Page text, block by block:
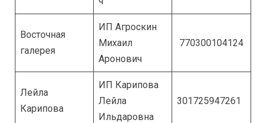
Восточная
галерея
ИП Агроскин
Михаил
Аронович
770300104124
Лейла
Карипова
ИП Карипова
Лейла
Ильдаровна
301725947261